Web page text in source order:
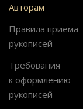
Авторам
Правила приема
рукописей
Требования
к оформлению
рукописей